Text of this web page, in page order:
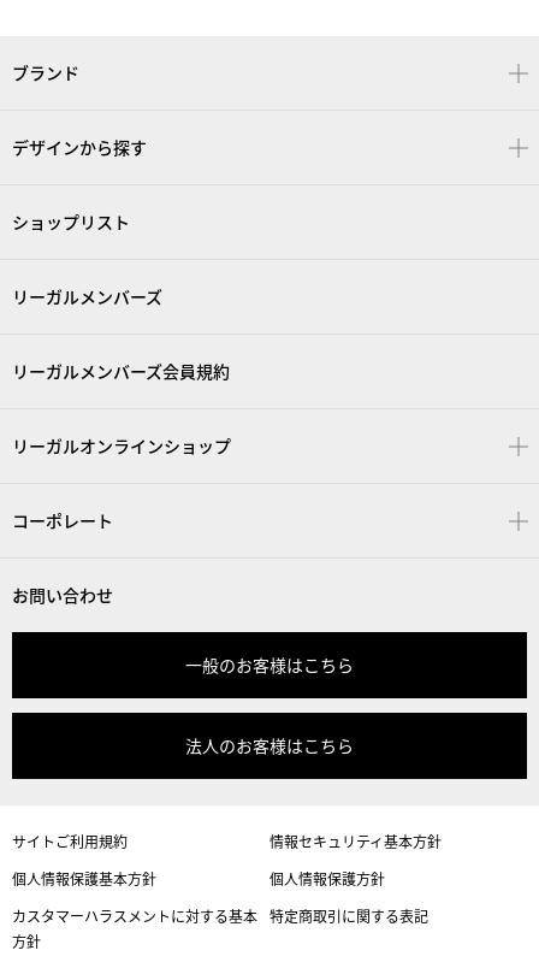
ブランド
デザインから探す
ショップリスト
リーガルメンバーズ
リーガルメンバーズ会員規約
リーガルオンラインショップ
コーポレート
お問い合わせ
一般のお客様はこちら
法人のお客様はこちら
サイトご利用規約 情報セキュリティ基本方針
個人情報保護基本方針 個人情報保護方針
カスタマーハラスメントに対する基本
方針
特定商取引に関する表記